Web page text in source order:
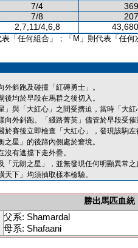
7/4
7/8
2,7,11/4,6,8
「任何組合」；「M」則代表「任何
外斜跑及碰撞「紅磚勇士」。
後均於早段在馬群之後切入。
」與「大紅心」之間受擠迫，當時「大
向外斜跑。「綫路菁英」儘管於早段受
於賽後立即檢查「大紅心」，發現該駒
星」的後蹄內側處於窘境。
沒有遮擋下走外疊。
「元朗之星」，並無發現任何明顯異常之
天下」均須抽取樣本檢驗。
勝出馬匹血統
父系: Shamardal
母系: Shafaani